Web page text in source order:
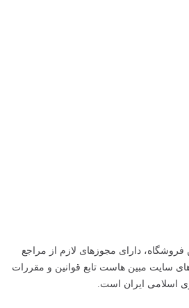
فروشگاه، دارای مجوزهای لازم از مراجع
سایت مبین هاست تابع قوانین و مقررات
اسلامی ایران است.